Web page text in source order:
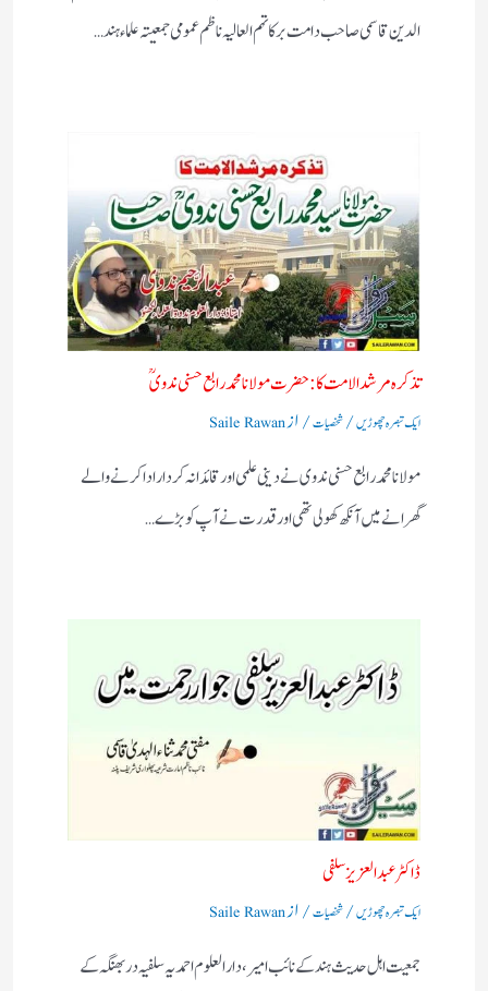
الدین قاسمی صاحب دامت برکاتہم العالیہ ناظم عمومی جمعیتہ علماء ہند…
تذکرہ مرشد الامت کا :حضرت مولانا محمد رابع حسنی ندویؒ
ایک تبصرہ چھوڑیں/شخصیات/ ازSaile Rawan
مولانا محمد رابع حسنی ندوی نے دینی علمی اور قائدانہ کردار ادا کرنے والے
گھرانے میں آنکھ کھولی تھی اور قدرت نے آپ کو بڑے…
ڈاکٹر عبد العزیزسلفی
ایک تبصرہ چھوڑیں/شخصیات/ ازSaile Rawan
جمعیت اہل حدیث ہند کے نائب امیر، دا رالعلوم احمدیہ سلفیہ دربھنگہ کے